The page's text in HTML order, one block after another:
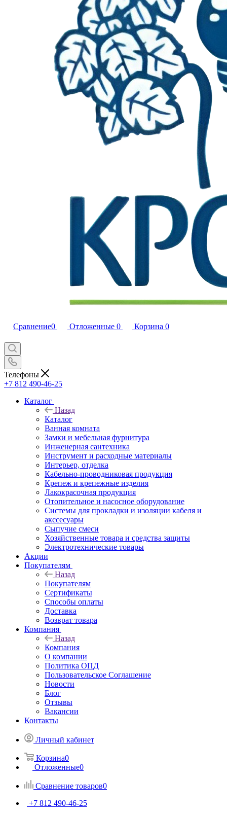
Сравнение0 Отложенные 0 Корзина 0
Телефоны
+7 812 490-46-25
Каталог
Назад
Каталог
Ванная комната
Замки и мебельная фурнитура
Инженерная сантехника
Инструмент и расходные материалы
Интерьер, отделка
Кабельно-проводниковая продукция
Крепеж и крепежные изделия
Лакокрасочная продукция
Отопительное и насосное оборудование
Системы для прокладки и изоляции кабеля и
акссесуары
Сыпучие смеси
Хозяйственные товара и средства защиты
Электротехнические товары
Акции
Покупателям
Назад
Покупателям
Сертификаты
Способы оплаты
Доставка
Возврат товара
Компания
Назад
Компания
О компании
Политика ОПД
Пользовательское Соглашение
Новости
Блог
Отзывы
Вакансии
Контакты
Личный кабинет
Корзина0
Отложенные0
Сравнение товаров0
+7 812 490-46-25